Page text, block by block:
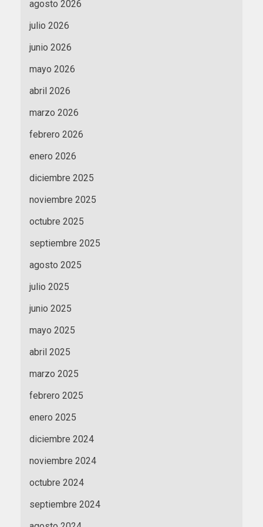
agosto 2026
julio 2026
junio 2026
mayo 2026
abril 2026
marzo 2026
febrero 2026
enero 2026
diciembre 2025
noviembre 2025
octubre 2025
septiembre 2025
agosto 2025
julio 2025
junio 2025
mayo 2025
abril 2025
marzo 2025
febrero 2025
enero 2025
diciembre 2024
noviembre 2024
octubre 2024
septiembre 2024